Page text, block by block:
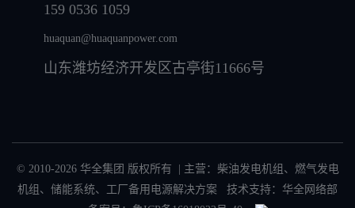
159 0536 1059
huaquan@huaquanpower.com
山东潍坊经济开发区古亭街11666号
© 2010-2026 华全集团 版权所有 | 主营： 柴油发电机组 、 燃气发电
机组 、 储能系统、 工厂备用电源解决方案 技术支持：华全网络部